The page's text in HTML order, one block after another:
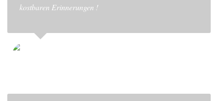
kostbaren Erinnerungen !